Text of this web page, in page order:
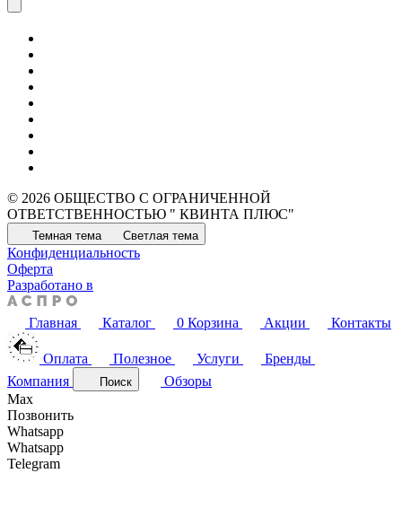
© 2026 ОБЩЕСТВО С ОГРАНИЧЕННОЙ
ОТВЕТСТВЕННОСТЬЮ " КВИНТА ПЛЮС"
Темная тема Светлая тема
Конфиденциальность
Оферта
Разработано в
Главная Каталог 0 Корзина Акции Контакты
Оплата Полезное Услуги
Бренды
Компания
Поиск
Обзоры
Max
Позвонить
Whatsapp
Whatsapp
Telegram